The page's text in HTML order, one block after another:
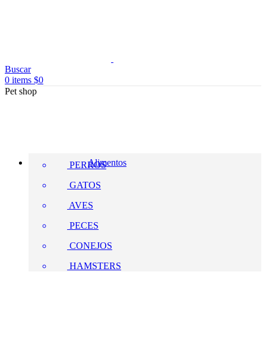
Buscar
0 items $0
Pet shop
Alimentos
PERROS
GATOS
AVES
PECES
CONEJOS
HAMSTERS